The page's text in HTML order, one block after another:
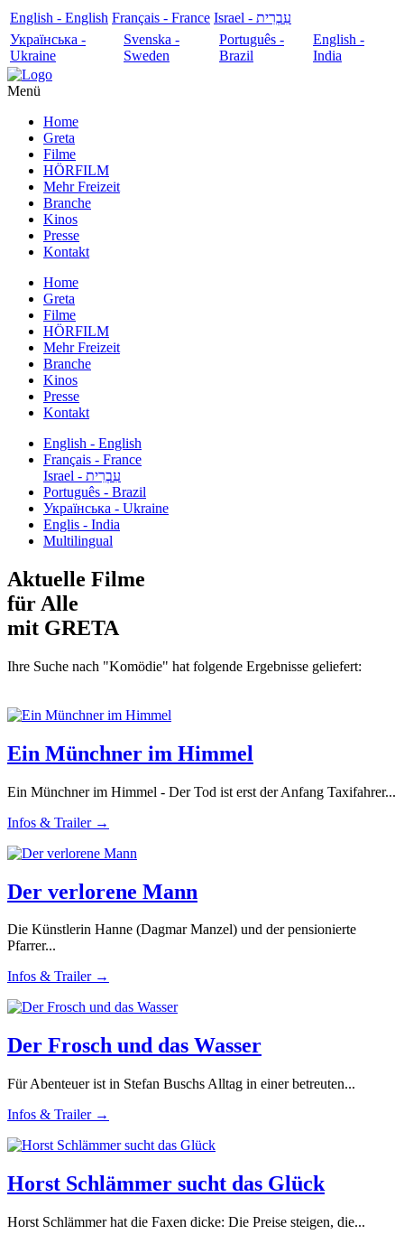
English - English Français - France
עִבְרִית - Israel
Українська -
Ukraine
Svenska -
Sweden
Português -
Brazil
English -
India
Menü
Home
Greta
Filme
HÖRFILM
Mehr Freizeit
Branche
Kinos
Presse
Kontakt
Home
Greta
Filme
HÖRFILM
Mehr Freizeit
Branche
Kinos
Presse
Kontakt
English - English
Français - France
עִבְרִית - Israel
Português - Brazil
Українська - Ukraine
Englis - India
Multilingual
Aktuelle Filme
für Alle
mit GRETA
Ihre Suche nach "Komödie" hat folgende Ergebnisse geliefert:
Ein Münchner im Himmel
Ein Münchner im Himmel - Der Tod ist erst der Anfang Taxifahrer...
Infos & Trailer →
Der verlorene Mann
Die Künstlerin Hanne (Dagmar Manzel) und der pensionierte
Pfarrer...
Infos & Trailer →
Der Frosch und das Wasser
Für Abenteuer ist in Stefan Buschs Alltag in einer betreuten...
Infos & Trailer →
Horst Schlämmer sucht das Glück
Horst Schlämmer hat die Faxen dicke: Die Preise steigen, die...